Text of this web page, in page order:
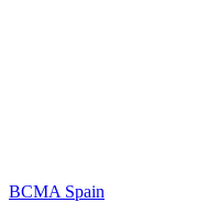
BCMA Spain